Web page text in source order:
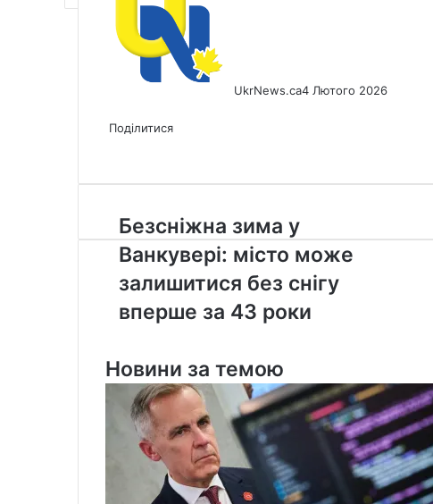
UkrNews.ca4 Лютого 2026
via
Поділитися
Email
Безсніжна
зима
у
Ванкувері:
місто
може
снігу
вперше
роки
Безсніжна зима у
Ванкувері: місто може
залишитися без снігу
вперше за 43 роки
Новини за темою